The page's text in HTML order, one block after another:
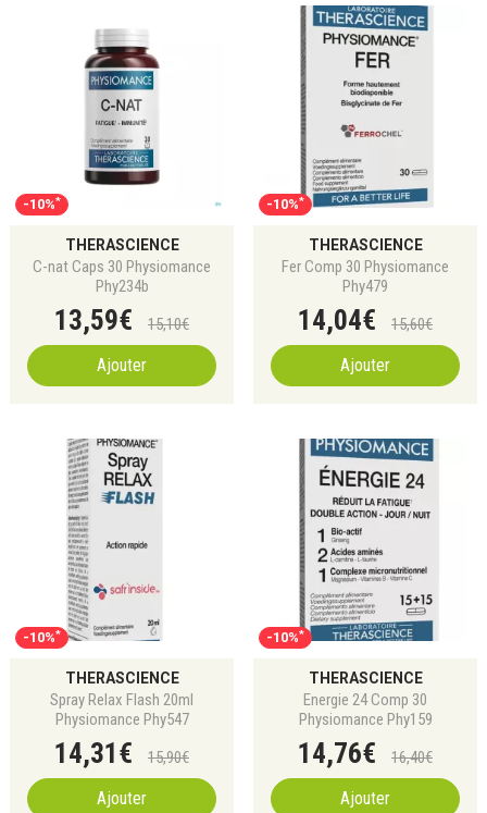
l’équilibre digestif,
allie science et nature
pour offrir des solutions adaptées à chaque étape de la vie.
Retrouvez toute la gamme en ligne et profitez du retrait
gratuit en Click & Collect ou de la livraison offerte dès 69€
-10%*
THERASCIENCE
C-nat Caps 30 Physiomance
Phy234b
13,59€ 15,10€
Ajouter
-10%*
THERASCIENCE
Fer Comp 30 Physiomance
Phy479
14,04€ 15,60€
Ajouter
-10%*
THERASCIENCE
Spray Relax Flash 20ml
Physiomance Phy547
14,31€ 15,90€
Ajouter
-10%*
THERASCIENCE
Energie 24 Comp 30
Physiomance Phy159
14,76€ 16,40€
Ajouter